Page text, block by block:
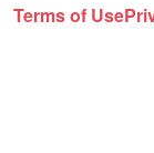
Terms of Use